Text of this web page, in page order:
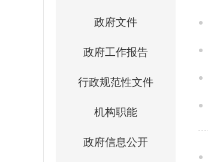
政府文件
政府工作报告
行政规范性文件
机构职能
政府信息公开